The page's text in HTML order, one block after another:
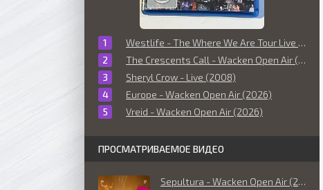
Westlife - The Where We Are Tour Live From The O2 (2010)
The Crescents Call - Wacken Open Air (2026)
Sheryl Crow - Live (2008)
Europe - Wacken Open Air (2026)
Vreid - Wacken Open Air (2026)
ПРОСМАТРИВАЕМОЕ ВИДЕО
Sepultura - Wacken Open Air (2026)